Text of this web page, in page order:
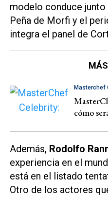
modelo conduce junto
Peña de Morfi y el
integra el panel de
Masterchef
cómo
Además, Rodolfo
experiencia en el
está en el listado
Otro de los actores